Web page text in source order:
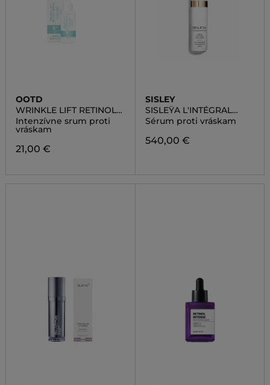
OOTD
WRINKLE LIFT RETINOL
SERUM
Intenzívne srum proti
vráskam
21,00 €
SISLEY
SISLEŸA L'INTÉGRAL
ANTI-AGE WRINKLE
CONCENTRATED SERUM
Sérum proti vráskam
540,00 €